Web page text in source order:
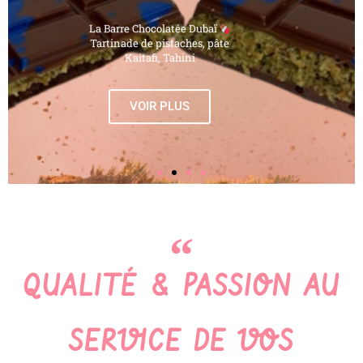
La Barre Chocolatée Dubaï
Tartinade de pistaches, pâte
Kaitafi, Tahini
VOIR PLUS
QUALITÉ & PASSION AU
SERVICE DE VOS